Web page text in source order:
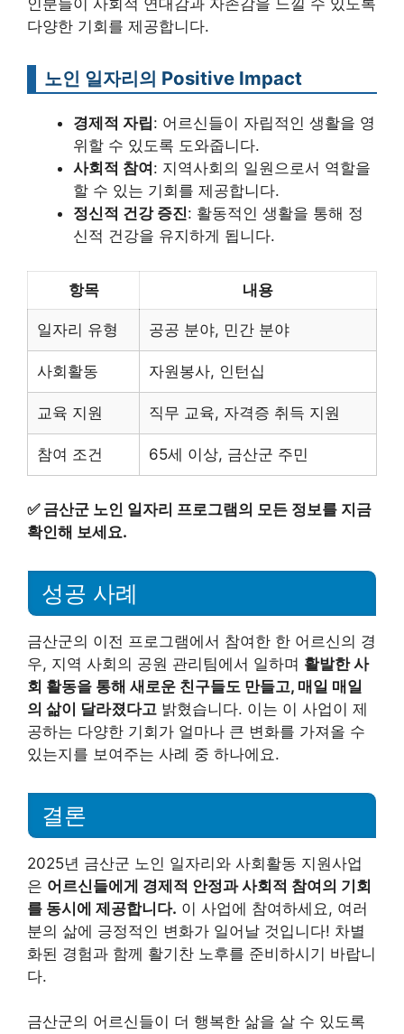
인분들이 사회적 연대감과 자존감을 느낄 수 있도록
다양한 기회를 제공합니다.
노인 일자리의 Positive Impact
경제적 자립: 어르신들이 자립적인 생활을 영
위할 수 있도록 도와줍니다.
사회적 참여 : 지역사회의 일원으로서 역할을
할 수 있는 기회를 제공합니다.
정신적 건강 증진: 활동적인 생활을 통해 정
신적 건강을 유지하게 됩니다.
항목 내용
일자리 유형 공공 분야, 민간 분야
사회활동 자원봉사, 인턴십
교육 지원 직무 교육, 자격증 취득 지원
참여 조건 65세 이상, 금산군 주민
✅ 금산군 노인 일자리 프로그램의 모든 정보를 지금
확인해 보세요.
성공 사례
금산군의 이전 프로그램에서 참여한 한 어르신의 경
우, 지역 사회의 공원 관리팀에서 일하며 활발한 사
회 활동을 통해 새로운 친구들도 만들고, 매일 매일
의 삶이 달라졌다고 밝혔습니다. 이는 이 사업이 제
공하는 다양한 기회가 얼마나 큰 변화를 가져올 수
있는지를 보여주는 사례 중 하나에요.
결론
2025년 금산군 노인 일자리와 사회활동 지원사업
은 어르신들에게 경제적 안정과 사회적 참여의 기회
를 동시에 제공합니다. 이 사업에 참여하세요, 여러
분의 삶에 긍정적인 변화가 일어날 것입니다! 차별
화된 경험과 함께 활기찬 노후를 준비하시기 바랍니
다.
금산군의 어르신들이 더 행복한 삶을 살 수 있도록